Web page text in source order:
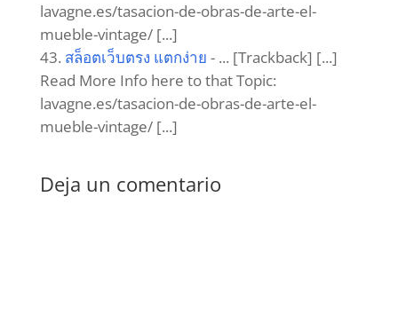
lavagne.es/tasacion-de-obras-de-arte-el-
mueble-vintage/ [...]
สล็อตเว็บตรง แตกง่าย - ... [Trackback] [...]
Read More Info here to that Topic:
lavagne.es/tasacion-de-obras-de-arte-el-
mueble-vintage/ [...]
Deja un comentario